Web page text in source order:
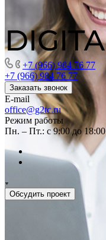
+7 (966) 984 76 77
+7 (966) 984 76 77
Заказать звонок
E-mail
office@g2tc.ru
Режим работы
Пн. – Пт.: с 9:00 до 18:00
Обсудить проект